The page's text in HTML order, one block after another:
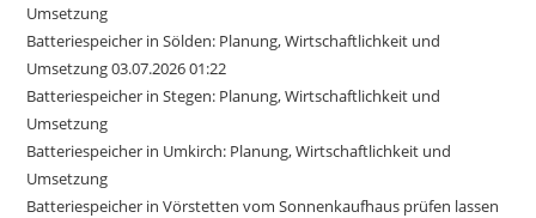
Umsetzung
Batteriespeicher in Sölden: Planung, Wirtschaftlichkeit und
Umsetzung 03.07.2026 01:22
Batteriespeicher in Stegen: Planung, Wirtschaftlichkeit und
Umsetzung
Batteriespeicher in Umkirch: Planung, Wirtschaftlichkeit und
Umsetzung
Batteriespeicher in Vörstetten vom Sonnenkaufhaus prüfen lassen